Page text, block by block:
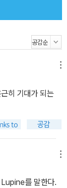
히 기대가 되는
를 말한다.